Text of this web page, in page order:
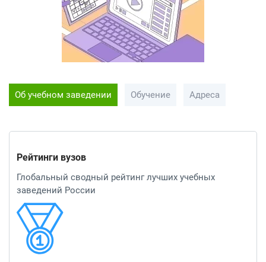
Об учебном заведении Обучение Адреса
Рейтинги вузов
Глобальный сводный рейтинг лучших учебных
заведений России